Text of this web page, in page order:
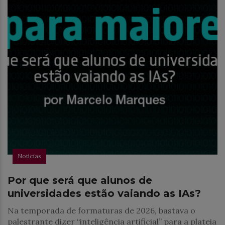
Notícias
Por que será que alunos de
universidades estão vaiando as IAs?
Na temporada de formaturas de 2026, bastava o
palestrante dizer “inteligência artificial” para a plateia